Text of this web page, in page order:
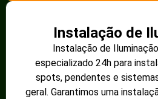
Instalação de
Instalação de
especializado 24h para
spots, pendentes e
geral. Garantimos uma